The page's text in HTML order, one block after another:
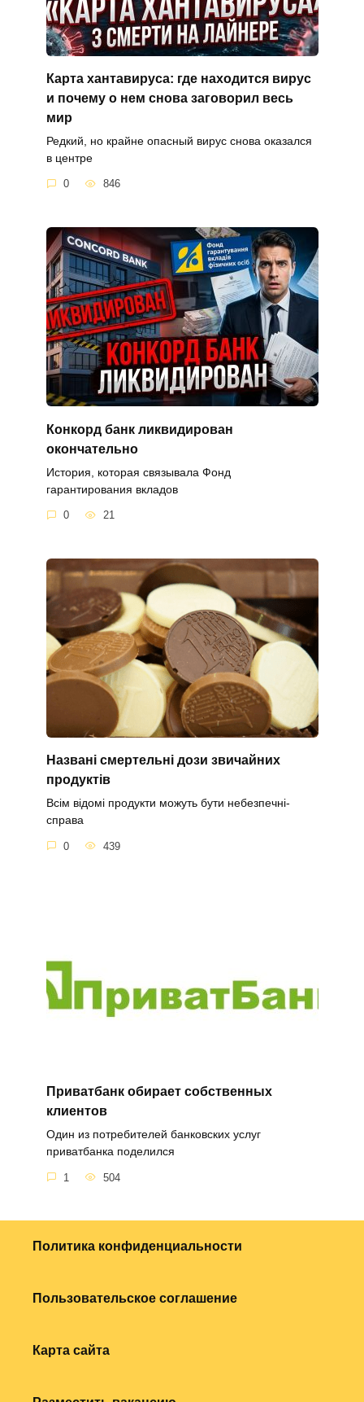
Карта хантавируса: где находится вирус
и почему о нем снова заговорил весь
мир
Редкий, но крайне опасный вирус снова оказался
в центре
0 846
Конкорд банк ликвидирован
окончательно
История, которая связывала Фонд
гарантирования вкладов
0 21
Названі смертельні дози звичайних
продуктів
Всім відомі продукти можуть бути небезпечні-
справа
0 439
Приватбанк обирает собственных
клиентов
Один из потребителей банковских услуг
приватбанка поделился
1 504
Политика конфиденциальности
Пользовательское соглашение
Карта сайта